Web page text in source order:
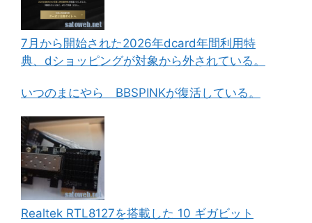
7月から開始された2026年dcard年間利用特
典、dショッピングが対象から外されている。
いつのまにやら BBSPINKが復活している。
Realtek RTL8127を搭載した 10 ギガビット